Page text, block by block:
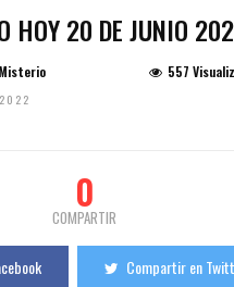
HOY 20 DE JUNIO
557
0
COMPARTIR
Compartir en